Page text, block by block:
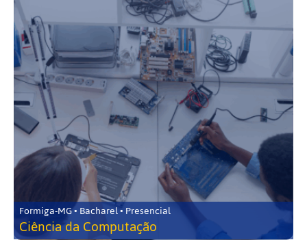
Formiga-MG • Bacharel • Presencial
Ciência da Computação